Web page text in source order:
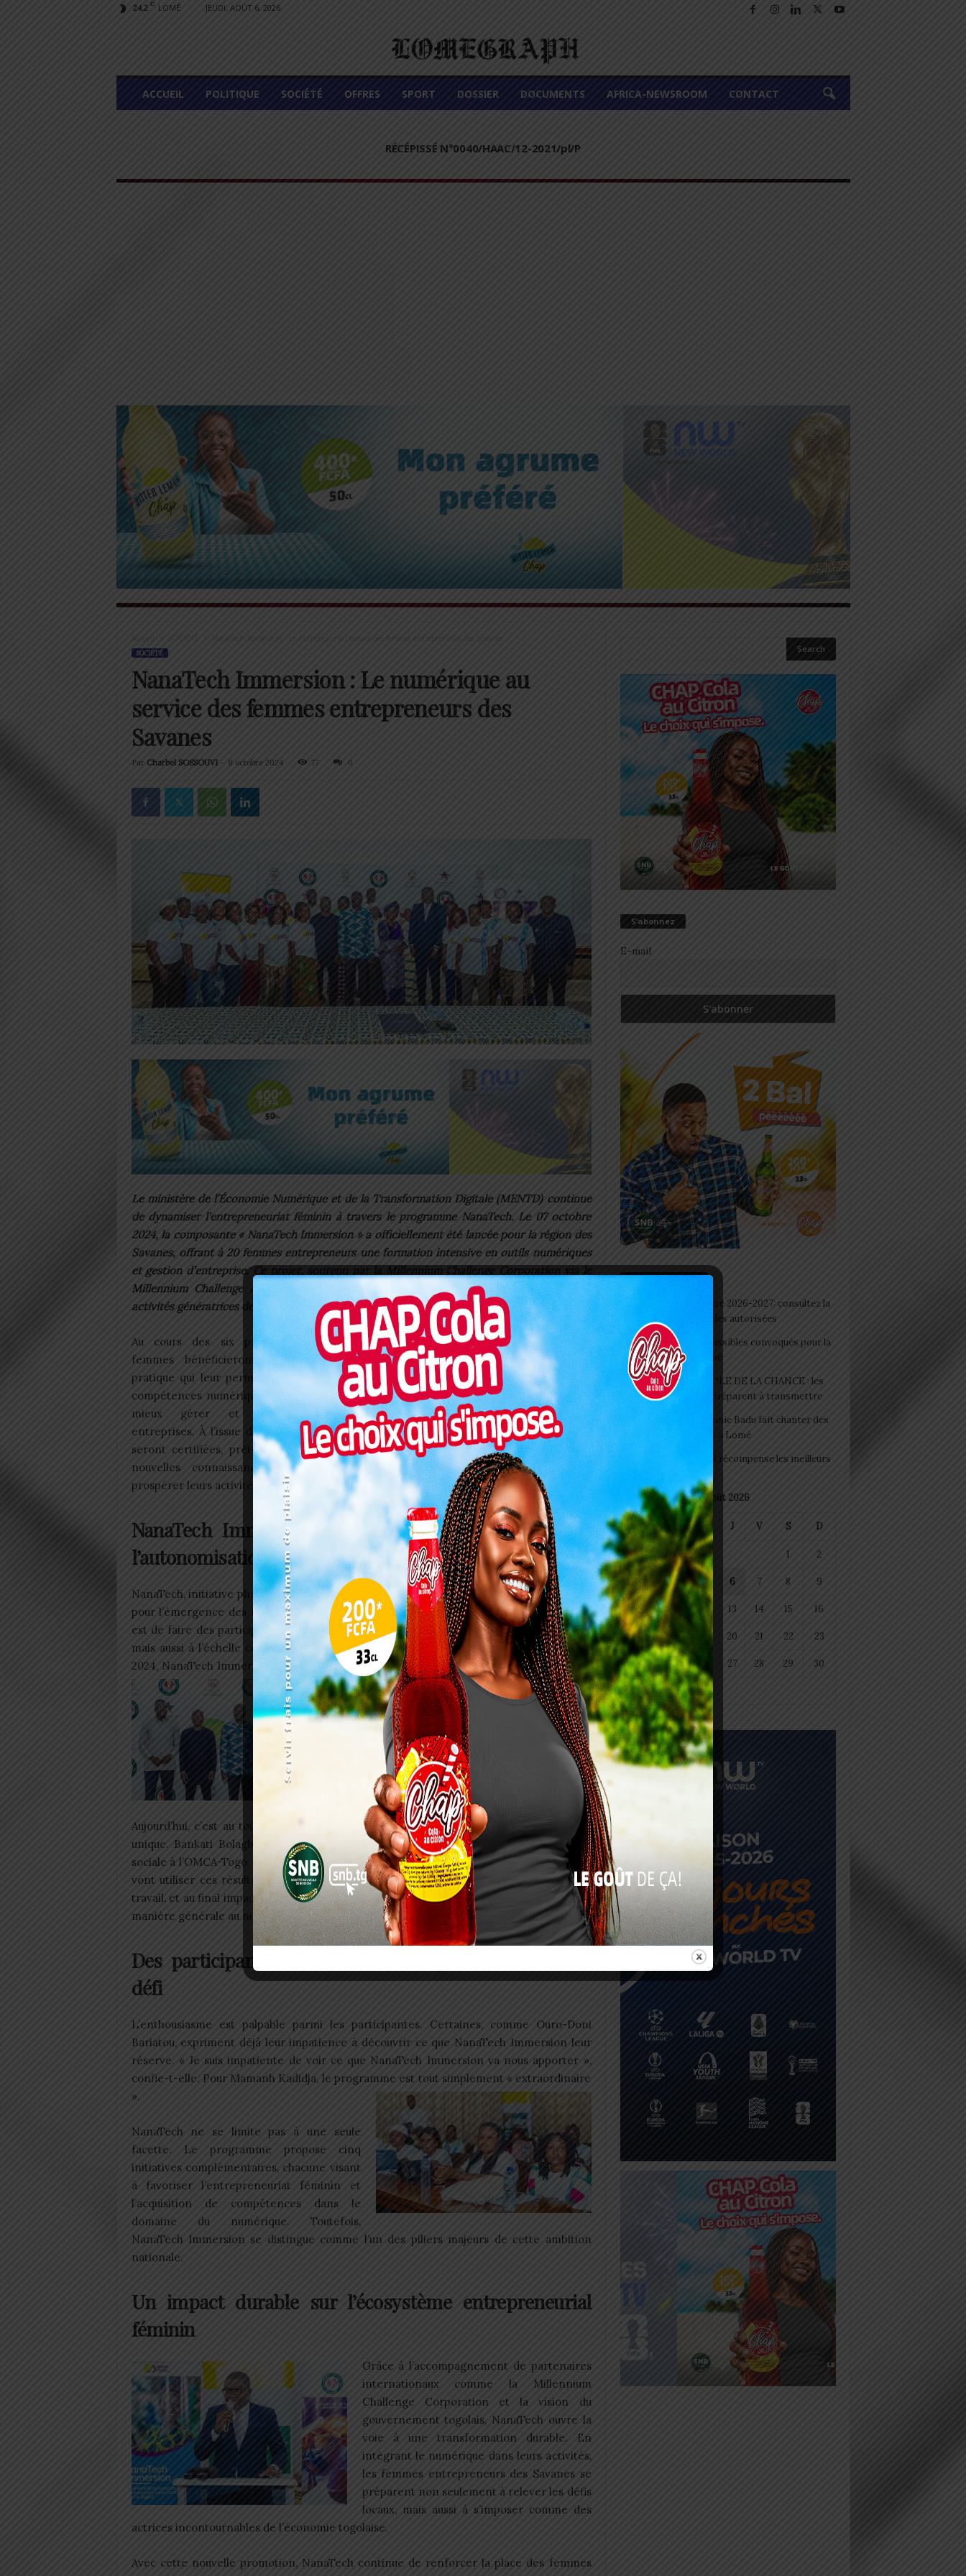
24.2 C LOMÉ JEUDI, AOÛT 6, 2026
L
M
ACCUEIL POLITIQUE SOCIÉTÉ OFFRES SPORT DOSSIER DOCUMENTS AFRICA-NEWSROOM CONTACT
RÉCÉPISSÉ N°0040/HAAC/12-2021/pl/P
Accueil NanaTech Immersion : Le numérique au service des femmes entrepreneurs des Savanes
SOCIÉTÉ
NanaTech Immersion : Le numérique au
service des femmes entrepreneurs des
Savanes
Par Charbel SOSSOUVI- 8 octobre 2024 77 0
Le ministère de l’Économie Numérique et de la Transformation Digitale (MENTD) continue
de dynamiser l’entrepreneuriat féminin à travers le programme NanaTech. Le 07 octobre
2024, la composante « NanaTech Immersion » a officiellement été lancée pour la région des
Savanes, offrant à 20 femmes entrepreneurs une formation intensive en outils numériques
et gestion d’entreprise. Ce projet, soutenu par la Millennium Challenge Corporation via le
Millennium Challenge Account – Togo (OMCA), vise à renforcer la compétitivité des
activités génératrices de revenus à travers les technologies digitales.
Au cours des six prochains jours, ces
femmes bénéficieront d’un programme
pratique qui leur permettra d’acquérir des
compétences numériques essentielles pour
mieux gérer et développer leurs
entreprises. À l’issue de la formation, elles
seront certifiées, prêtes à appliquer leurs
nouvelles connaissances afin de faire
prospérer leurs activités et impacter positivement leurs communautés.
NanaTech Immersion, une initiative ambitieuse pour
l’autonomisation des femmes
NanaTech, initiative phare dugouvernement
togolais, sous la houlette du MENTD, œuvre
pour l’émergence des femmes entrepreneurs dans le secteur du numérique. L’objectif
est de faire des participantes des figures de proue, non seulement sur le plan national,
mais aussi à l’échelle continentale, voire internationale. Depuis son lancement en juin
2024, NanaTech Immersion a déjà permis à 110femmes du Grand Lomé, de la Kara, des
Plateaux-Est, de la région Centrale et
Maritime de transformer leurs entreprises
en intégrant des outils numériques dans
leur gestion quotidienne.
Lire aussi: Togo Vs Algérie: Les prix des
tickets d&rsquo;entrée
Aujourd’hui, c’est au tour des femmes des Savanes de bénéficier de cette opportunité
unique. Bankati Bolagbédé David, Directeur de la performance environnementale et
sociale à l’OMCA-Togo, a souligné l’importance de cette formation en déclarant : « Elles
vont utiliser ces résultats pour améliorer leurs activités génératrices de revenus, leur
travail, et au final impacter leurs communautés au niveau de la région des Savanes, et de
manière générale au niveau national. »
Des participantes enthousiastes et prêtes à relever le
défi
L’enthousiasme est palpable parmi les participantes. Certaines, comme Ouro-Doni
Bariatou, expriment déjà leur impatience à découvrir ce que NanaTech Immersion leur
réserve. « Je suis impatiente de voir ce que NanaTech Immersion va nous apporter »,
confie-t-elle. Pour Mamanh Kadidja, le programme est tout simplement « extraordinaire
».
NanaTech ne se limite pas à une seule
facette. Le programme propose cinq
initiatives complémentaires, chacune visant
à favoriser l’entrepreneuriat féminin et
l’acquisition de compétences dans le
domaine du numérique. Toutefois,
NanaTech Immersion se distingue comme l’un des piliers majeurs de cette ambition
nationale.
Un impact durable sur l’écosystème entrepreneurial
féminin
Grâce à l’accompagnement de partenaires
internationaux comme la Millennium
Challenge Corporation et la vision du
gouvernement togolais, NanaTech ouvre la
voie à une transformation durable. En
intégrant le numérique dans leurs activités,
les femmes entrepreneurs des Savanes se
préparent non seulement à relever les défis
locaux, mais aussi à s’imposer comme des
actrices incontournables de l’économie togolaise.
Avec cette nouvelle promotion, NanaTech continue de renforcer la place des femmes
S’abonnez
E-mail
Articles récents
Togo/ Rentrée scolaire 2026-2027: consultez la
liste officielle des écoles autorisées
ESSAL 2026 : les admissibles convoqués pour la
visite médicale à Lomé
SWEDD+ Togo / ECOLE DE LA CHANCE : les
maitres-artisans se préparent à transmettre
Glory Night 2026: Sonnie Badu fait chanter des
milliers de personnes à Lomé
Vogan : AGRI-ESPOIR récompense les meilleurs
août 2026
L M M J V S D
1 2
3 4 5 6 7 8 9
10 11 12 13 14 15 16
17 18 20 21 22 23
24 25 26 27 28 29 30
31
« Juil